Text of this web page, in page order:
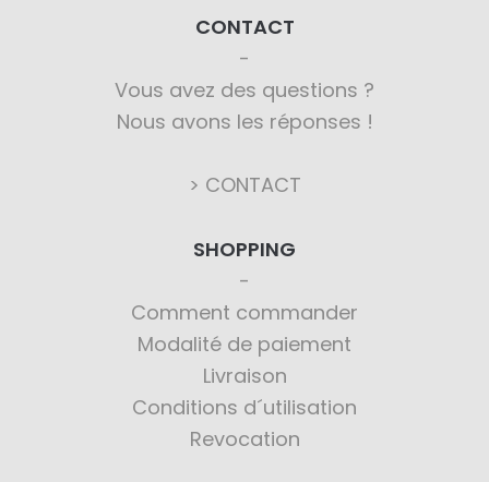
CONTACT
Vous avez des questions ?
Nous avons les réponses !
> CONTACT
SHOPPING
Comment commander
Modalité de paiement
Livraison
Conditions d´utilisation
Revocation